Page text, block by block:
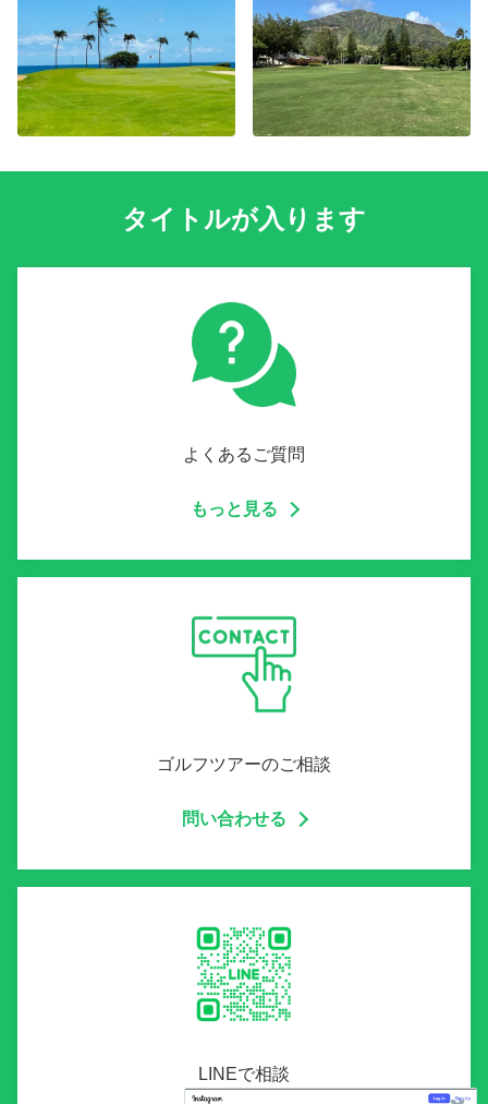
クラブを選択ください。
タイトルが入ります
よくあるご質問
もっと見る
ゴルフツアーのご相談
問い合わせる
LINEで相談